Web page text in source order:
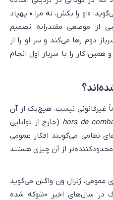
«او را بکش، نه مرا.» پهپاد
از موضعی مقتدرانه تصمیم
دوم رها می‌کند و سر او را از
کار را با سرباز اول انجام
غیرقانونی نیست. هیچ‌یک از آن
hors de (خارج از توانایی
نظامی می‌گویند افکار عمومی
از آن چیزی هستند
عمومی، ژنرال ون واگنن می‌گوید
در سال‌های اخیر «شوکه شده